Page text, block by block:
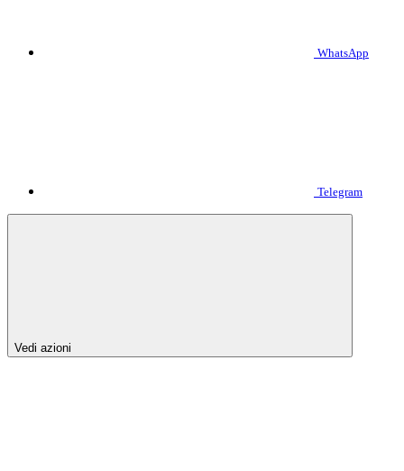
WhatsApp
Telegram
Vedi azioni